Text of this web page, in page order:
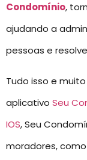
Condomínio,
ajudando a
pessoas e
Tudo isso e
aplicativo Seu
IOS, Seu
moradores,